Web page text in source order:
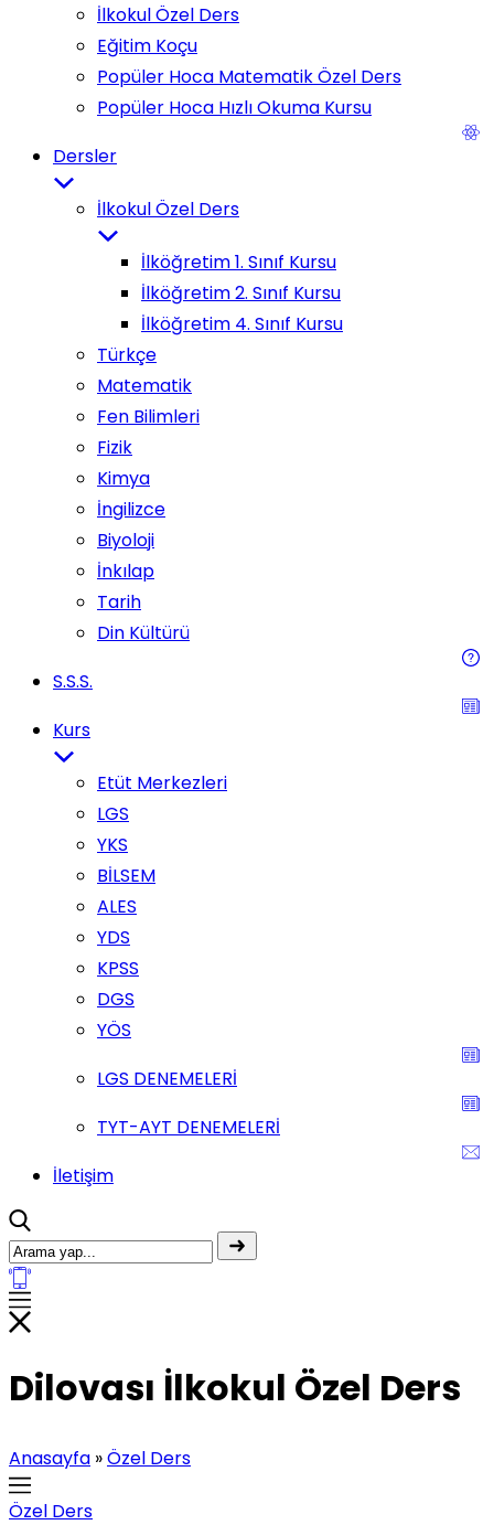
İlkokul Özel Ders
Eğitim Koçu
Popüler Hoca Matematik Özel Ders
Popüler Hoca Hızlı Okuma Kursu
Dersler
İlkokul Özel Ders
İlköğretim 1. Sınıf Kursu
İlköğretim 2. Sınıf Kursu
İlköğretim 4. Sınıf Kursu
Türkçe
Matematik
Fen Bilimleri
Fizik
Kimya
İngilizce
Biyoloji
İnkılap
Tarih
Din Kültürü
S.S.S.
Kurs
Etüt Merkezleri
LGS
YKS
BİLSEM
ALES
YDS
KPSS
DGS
YÖS
LGS DENEMELERİ
TYT-AYT DENEMELERİ
İletişim
Dilovası İlkokul Özel Ders
Anasayfa »Özel Ders
Özel Ders